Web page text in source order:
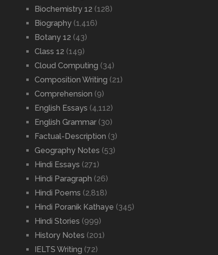
Biochemistry 12 (128)
Biography(1,416)
Botany 12 (43)
Class 12 (149)
Cloud Computing (34)
Composition Writing (21)
Comprehension (9)
English Essays (4,112)
English Grammar(30)
Factual-Description (3)
Geography Notes (53)
Hindi Essays (271)
Hindi Paragraph (26)
Hindi Poems (2,818)
Hindi Poranik Kathaye (345)
Hindi Stories (999)
History Notes (201)
IELTS Writing (72)